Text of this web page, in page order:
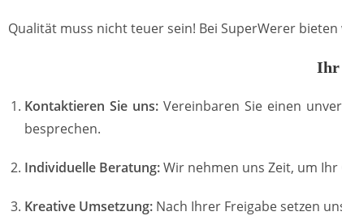
Qualität muss nicht teuer sein! Bei SuperWerer
Ihr
Kontaktieren Sie uns: Vereinbaren Sie einen
besprechen.
Individuelle Beratung:Wir nehmen uns Zeit, um
Kreative Umsetzung: Nach Ihrer Freigabe setzen